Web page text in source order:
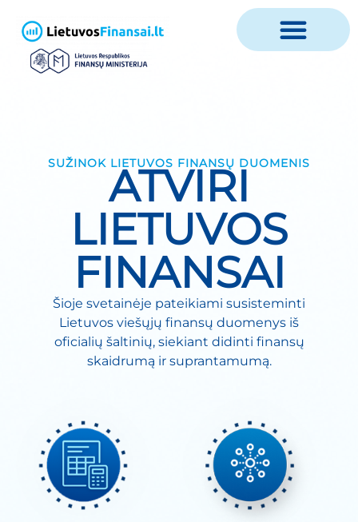
SUŽINOK LIETUVOS FINANSŲ DUOMENIS
ATVIRI
LIETUVOS
FINANSAI
Šioje svetainėje pateikiami susisteminti
Lietuvos viešųjų finansų duomenys iš
oficialių šaltinių, siekiant didinti finansų
skaidrumą ir suprantamumą.